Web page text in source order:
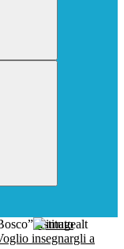
Istituto
insegnargli a